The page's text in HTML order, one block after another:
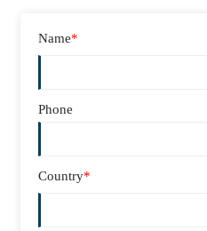
Name*
Phone
Country*